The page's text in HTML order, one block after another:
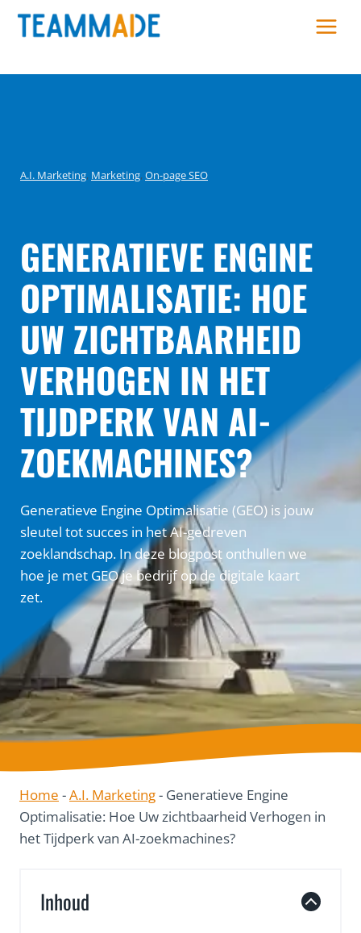
Skip
A.I. Marketing, Marketing, On-page SEO
GENERATIEVE ENGINE
OPTIMALISATIE: HOE
UW ZICHTBAARHEID
VERHOGEN IN HET
TIJDPERK VAN AI-
ZOEKMACHINES?
Generatieve Engine Optimalisatie (GEO) is jouw
sleutel tot succes in het AI-gedreven
zoeklandschap. In deze blogpost onthullen we
hoe je met GEO je bedrijf op de digitale kaart
zet.
Home -A.I. Marketing- Generatieve Engine
Optimalisatie: Hoe Uw zichtbaarheid Verhogen in
het Tijdperk van AI-zoekmachines?
Inhoud